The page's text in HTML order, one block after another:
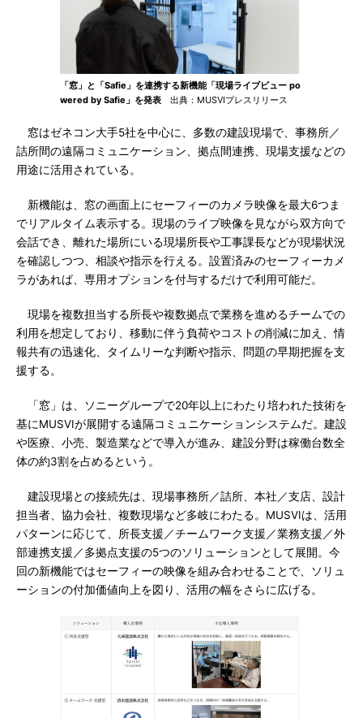
「窓」と「Safie」を連携する新機能「現場ライブビュー po
wered by Safie」を発表 出典：MUSVIプレスリリース
窓はゼネコン大手5社を中心に、多数の建設現場で、事務所／
詰所間の遠隔コミュニケーション、拠点間連携、現場支援などの
用途に活用されている。
新機能は、窓の画面上にセーフィーのカメラ映像を最大6つま
でリアルタイム表示する。現場のライブ映像を見ながら双方向で
会話でき、離れた場所にいる現場所長や工事課長などが現場状況
を確認しつつ、相談や指示を行える。設置済みのセーフィーカメ
ラがあれば、専用オプションを付与するだけで利用可能だ。
現場を複数担当する所長や複数拠点で業務を進めるチームでの
利用を想定しており、移動に伴う負荷やコストの削減に加え、情
報共有の迅速化、タイムリーな判断や指示、問題の早期把握を支
援する。
「窓」は、ソニーグループで20年以上にわたり培われた技術を
基にMUSVIが展開する遠隔コミュニケーションシステムだ。建設
や医療、小売、製造業などで導入が進み、建設分野は稼働台数全
体の約3割を占めるという。
建設現場との接続先は、現場事務所／詰所、本社／支店、設計
担当者、協力会社、複数現場など多岐にわたる。MUSVIは、活用
パターンに応じて、所長支援／チームワーク支援／業務支援／外
部連携支援／多拠点支援の5つのソリューションとして展開。今
回の新機能ではセーフィーの映像を組み合わせることで、ソリュ
ーションの付加価値向上を図り、活用の幅をさらに広げる。